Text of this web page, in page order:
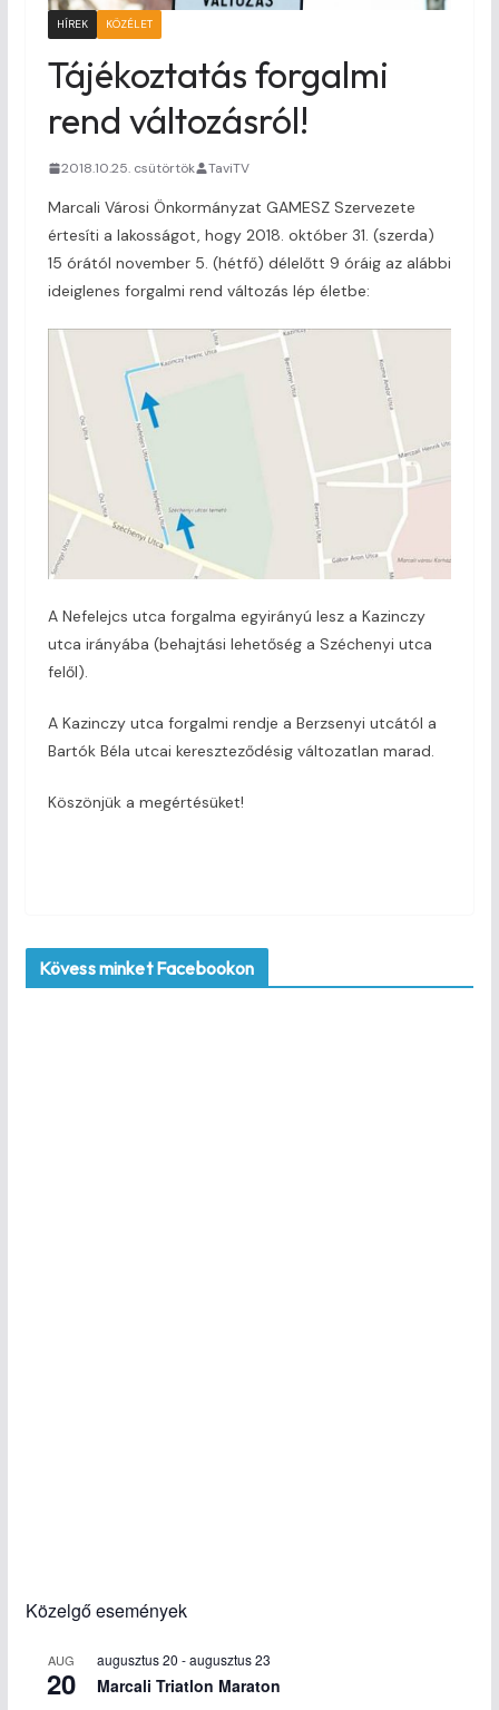
HÍREK KÖZÉLET
Tájékoztatás forgalmi
rend változásról!
2018.10.25. csütörtök TaviTV
Marcali Városi Önkormányzat GAMESZ Szervezete
értesíti a lakosságot, hogy 2018. október 31. (szerda)
15 órától november 5. (hétfő) délelőtt 9 óráig az alábbi
ideiglenes forgalmi rend változás lép életbe:
A Nefelejcs utca forgalma egyirányú lesz a Kazinczy
utca irányába (behajtási lehetőség a Széchenyi utca
felől).
A Kazinczy utca forgalmi rendje a Berzsenyi utcától a
Bartók Béla utcai kereszteződésig változatlan marad.
Köszönjük a megértésüket!
Kövess minket Facebookon
Közelgő események
AUG
20
augusztus 20 -augusztus 23
Marcali Triatlon Maraton